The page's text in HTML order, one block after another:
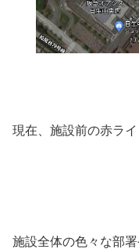
現在、施設前の赤ラ
施設全体の色々な部